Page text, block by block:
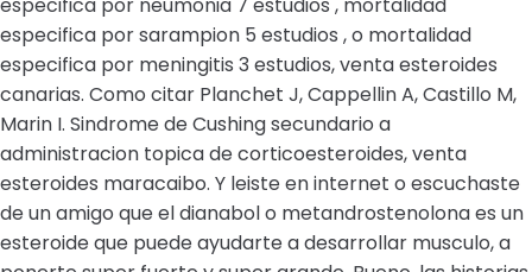
especifica por neumonia 7 estudios , mortalidad
especifica por sarampion 5 estudios , o mortalidad
especifica por meningitis 3 estudios, venta esteroides
canarias. Como citar Planchet J, Cappellin A, Castillo M,
Marin I. Sindrome de Cushing secundario a
administracion topica de corticoesteroides, venta
esteroides maracaibo. Y leiste en internet o escuchaste
de un amigo que el dianabol o metandrostenolona es un
esteroide que puede ayudarte a desarrollar musculo, a